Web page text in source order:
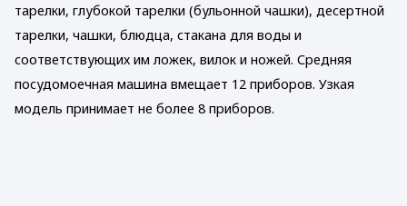
тарелки, глубокой тарелки (бульонной чашки), десертной
тарелки, чашки, блюдца, стакана для воды и
соответствующих им ложек, вилок и ножей. Средняя
посудомоечная машина вмещает 12 приборов. Узкая
модель принимает не более 8 приборов.